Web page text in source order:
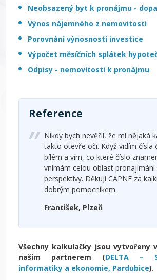
Neobsazený byt k pronájmu -
Výnos nájemného z nemovitosti
Porovnání výnosností investice
Výpočet měsíčních splátek
Odpisy - nemovitosti k pronájmu
Reference
Nikdy bych nevěřil, že mi nějaká
takto otevře oči. Když vidím čísla
bílém a vím, co které číslo znamená,
vnímám celou oblast pronajímání z
perspektivy. Děkuji CAPNE za
dobrým pomocníkem.
František, Plzeň
Všechny kalkulačky jsou vytvořeny
našim partnerem (DELTA –
informatiky a ekonomie, Pardubice).